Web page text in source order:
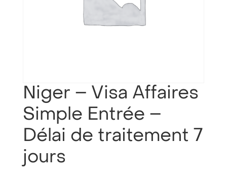
Niger – Visa Affaires
Simple Entrée –
Délai de traitement 7
jours